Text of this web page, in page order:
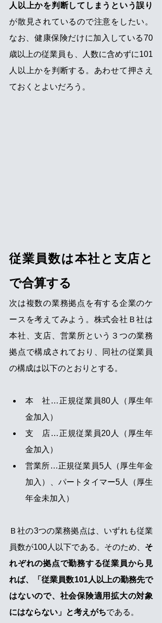
人以上かを判断してしまうという誤り
が散見されているので注意をしたい。
なお、健康保険だけに加入している70
歳以上の従業員も、人数に含めずに101
人以上かを判断する。あわせて押さえ
ておくとよいだろう。
従業員数は本社と支店と
で合算する
次は複数の業務拠点を有する企業のケ
ースを考えてみよう。株式会社Ｂ社は
本社、支店、営業所という３つの業務
拠点で構成されており、同社の従業員
の構成は以下のとおりとする。
本　社…正規従業員80人（厚生年
金加入）
支　店…正規従業員20人（厚生年
金加入）
営業所…正規従業員5人（厚生年金
加入）、パートタイマー5人（厚生
年金未加入）
Ｂ社の3つの業務拠点は、いずれも従業
員数が100人以下である。そのため、 そ
れぞれの拠点で勤務する従業員から見
れば、「従業員数101人以上の勤務先で
はないので、社会保険適用拡大の対象
にはならない」と考えがちである。